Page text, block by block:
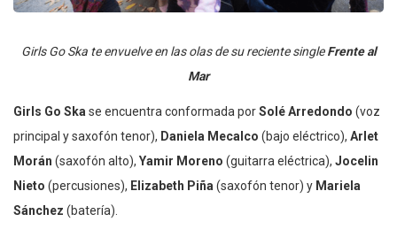
Girls Go Ska te envuelve en las olas de su reciente singleFrente al
Mar
Girls Go Skase encuentra conformada porSolé Arredondo (voz
principal y saxofón tenor), Daniela Mecalco (bajo eléctrico), Arlet
Morán (saxofón alto), Yamir Moreno (guitarra eléctrica), Jocelin
Nieto (percusiones), Elizabeth Piña(saxofón tenor) y Mariela
Sánchez (batería).